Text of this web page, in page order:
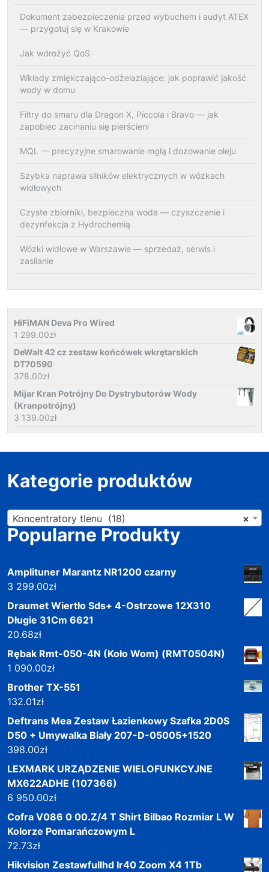
Dokument zabezpieczenia przed wybuchem i audyt ATEX
— przygotuj się w Krakowie
Jak wdrożyć QoS
Wkłady zmiękczająco-odżelaziające: jak poprawić jakość
wody w domu
Filtry do smaru dla Dragon X, Piccola i Bravo — jak
zapobiec zacinaniu się pierścieni
MQL — precyzyjne smarowanie mgłą i dozowanie oleju
Szybka naprawa silników elektrycznych w wózkach
widłowych
Czyste zbiorniki, bezpieczna woda — czyszczenie i
dezynfekcja z Hydrochemią
Wózki widłowe w Warszawie — sprzedaż, serwis i
zasilanie
HiFiMAN Deva Pro Wired
1 299.00zł
DeWalt 42 cz zestaw końcówek wkrętarskich
DT70590
378.00zł
Mijar Kran Potrójny Do Dystrybutorów Wody
(Kranpotrójny)
3 139.00zł
Kategorie produktów
×
Koncentratory tlenu (18)
Popularne Produkty
Amplituner Marantz NR1200 czarny
3 299.00zł
Draumet Wiertło Sds+ 4-Ostrzowe 12X310
Długie 31Cm 6621
20.68zł
Rębak Rmt-050-4N (Koło Wom) (RMT0504N)
1 090.00zł
Brother TX-551
132.01zł
Deftrans Mea Zestaw Łazienkowy Szafka 2D0S
D50 + Umywalka Biały 207-D-05005+1520
398.00zł
LEXMARK URZĄDZENIE WIELOFUNKCYJNE
MX622ADHE (107366)
6 950.00zł
Cofra V086 0 00.Z/4 T Shirt Bilbao Rozmiar L W
Kolorze Pomarańczowym L
72.73zł
Hikvision Zestawfullhd Ir40 Zoom X4 1Tb